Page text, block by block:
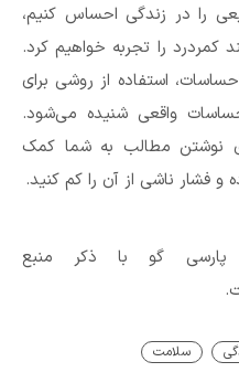
را در زندگی احساس کنیم،
کمردرد را تجربه خواهیم کرد.
استفاده از روشی برای
واقعی شنیده می‌شود.
نوشتن مطالب به شما کمک
و فشار ناشی از آن را کم کنید.
پارسی گو با ذکر منبع
سلامت